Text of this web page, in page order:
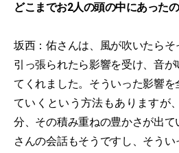
どこまでお2人の頭の中にあったの
坂西：佑さんは、風が吹いたら
引っ張られたら影響を受け、音
てくれました。そういった影響
ていくという方法もありますが
分、その積み重ねの豊かさが出
さんの会話もそうですし、そう